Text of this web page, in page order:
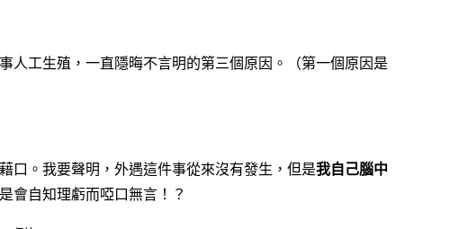
人工生殖，一直隱晦不言明的第三個原因。（第一個原因是
口。我要聲明，外遇這件事從來沒有發生，但是我自己腦中
會自知理虧而啞口無言！？